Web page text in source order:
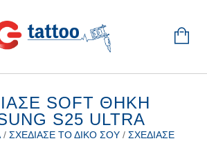
SOFT ΘΉΚΗ
S25 ULTRA
/ ΣΧΕΔΊΑΣΕ ΤΟ ΔΙΚΌ ΣΟΥ / ΣΧΕΔΊΑΣΕ